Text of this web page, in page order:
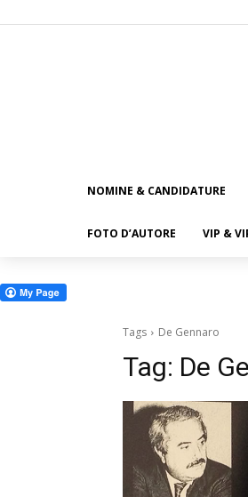
NOMINE & CANDIDATURE
FOTO D’AUTORE VIP &
Tags De Gennaro
Tag: De